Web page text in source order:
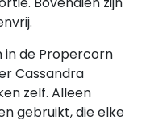
de Propercorn
Cassandra
zelf. Alleen
gebruikt, die elke